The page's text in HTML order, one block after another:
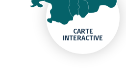
CARTE
INTERACTIVE